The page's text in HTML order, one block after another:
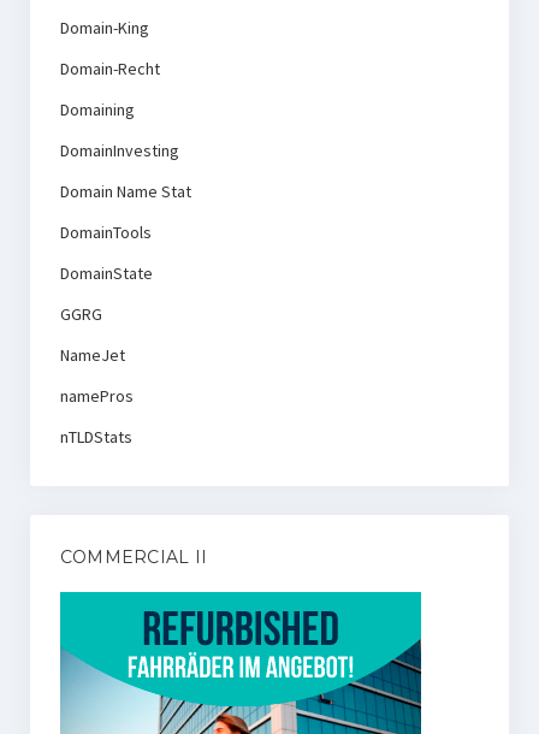
Domain-King
Domain-Recht
Domaining
DomainInvesting
Domain Name Stat
DomainTools
DomainState
GGRG
NameJet
namePros
nTLDStats
COMMERCIAL II